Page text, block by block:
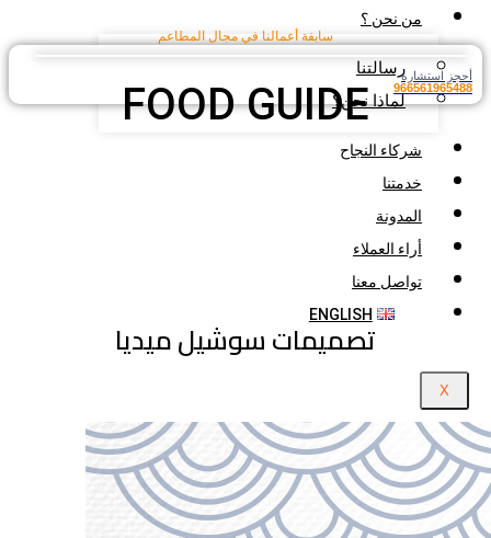
من نحن ؟
رسالتنا
لماذا نحن؟
شركاء النجاح
خدمتنا
المدونة
أراء العملاء
تواصل معنا
ENGLISH
X
أحجز استشارة
966561965488
سابقة أعمالنا في مجال المطاعم
FOOD GUIDE
تصميمات سوشيل ميديا